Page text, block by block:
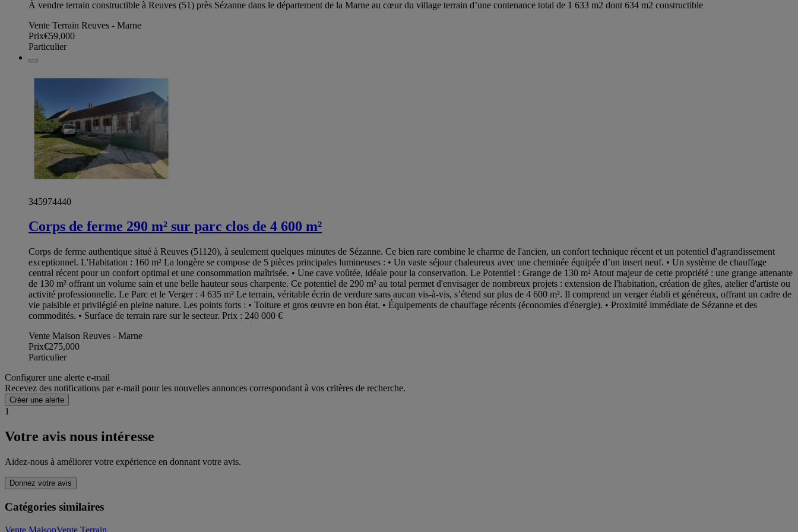
À vendre terrain constructible à Reuves (51) près Sézanne dans le département de la Marne au cœur du village terrain d’une contenance total de 1 633 m2 dont 634 m2 constructible
Vente Terrain Reuves - Marne
Prix€59,000
Particulier
345974440
Corps de ferme 290 m² sur parc clos de 4 600 m²
Corps de ferme authentique situé à Reuves (51120), à seulement quelques minutes de Sézanne. Ce bien rare combine le charme de l'ancien, un confort technique récent et un potentiel d'agrandissement
exceptionnel. L'Habitation : 160 m² La longère se compose de 5 pièces principales lumineuses : • Un vaste séjour chaleureux avec une cheminée équipée d’un insert neuf. • Un système de chauffage
central récent pour un confort optimal et une consommation maîtrisée. • Une cave voûtée, idéale pour la conservation. Le Potentiel : Grange de 130 m² Atout majeur de cette propriété : une grange attenante
de 130 m² offrant un volume sain et une belle hauteur sous charpente. Ce potentiel de 290 m² au total permet d'envisager de nombreux projets : extension de l'habitation, création de gîtes, atelier d'artiste ou
activité professionnelle. Le Parc et le Verger : 4 635 m² Le terrain, véritable écrin de verdure sans aucun vis-à-vis, s’étend sur plus de 4 600 m². Il comprend un verger établi et généreux, offrant un cadre de
vie paisible et privilégié en pleine nature. Les points forts : • Toiture et gros œuvre en bon état. • Équipements de chauffage récents (économies d'énergie). • Proximité immédiate de Sézanne et des
commodités. • Surface de terrain rare sur le secteur. Prix : 240 000 €
Vente Maison Reuves - Marne
Prix€275,000
Particulier
Configurer une alerte e-mail
Recevez des notifications par e-mail pour les nouvelles annonces correspondant à vos critères de recherche.
Créer une alerte
1
Votre avis nous intéresse
Aidez-nous à améliorer votre expérience en donnant votre avis.
Donnez votre avis
Catégories similaires
Vente MaisonVente Terrain